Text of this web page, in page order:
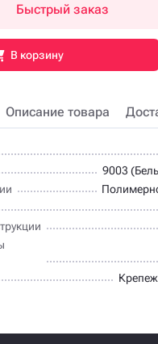
Быстрый заказ
В корзину
Описание товара
9003